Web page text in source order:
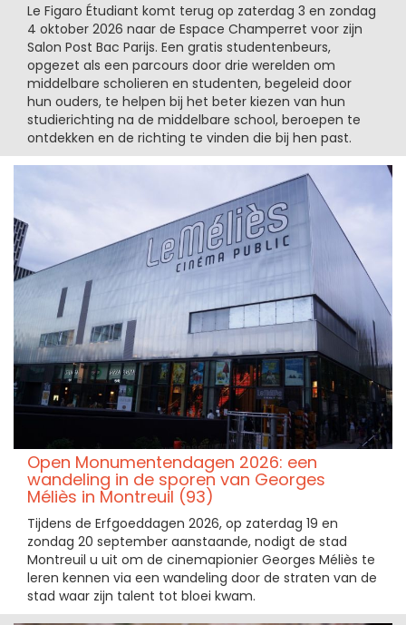
Le Figaro Étudiant komt terug op zaterdag 3 en zondag
4 oktober 2026 naar de Espace Champerret voor zijn
Salon Post Bac Parijs. Een gratis studentenbeurs,
opgezet als een parcours door drie werelden om
middelbare scholieren en studenten, begeleid door
hun ouders, te helpen bij het beter kiezen van hun
studierichting na de middelbare school, beroepen te
ontdekken en de richting te vinden die bij hen past.
Open Monumentendagen 2026: een
wandeling in de sporen van Georges
Méliès in Montreuil (93)
Tijdens de Erfgoeddagen 2026, op zaterdag 19 en
zondag 20 september aanstaande, nodigt de stad
Montreuil u uit om de cinemapionier Georges Méliès te
leren kennen via een wandeling door de straten van de
stad waar zijn talent tot bloei kwam.